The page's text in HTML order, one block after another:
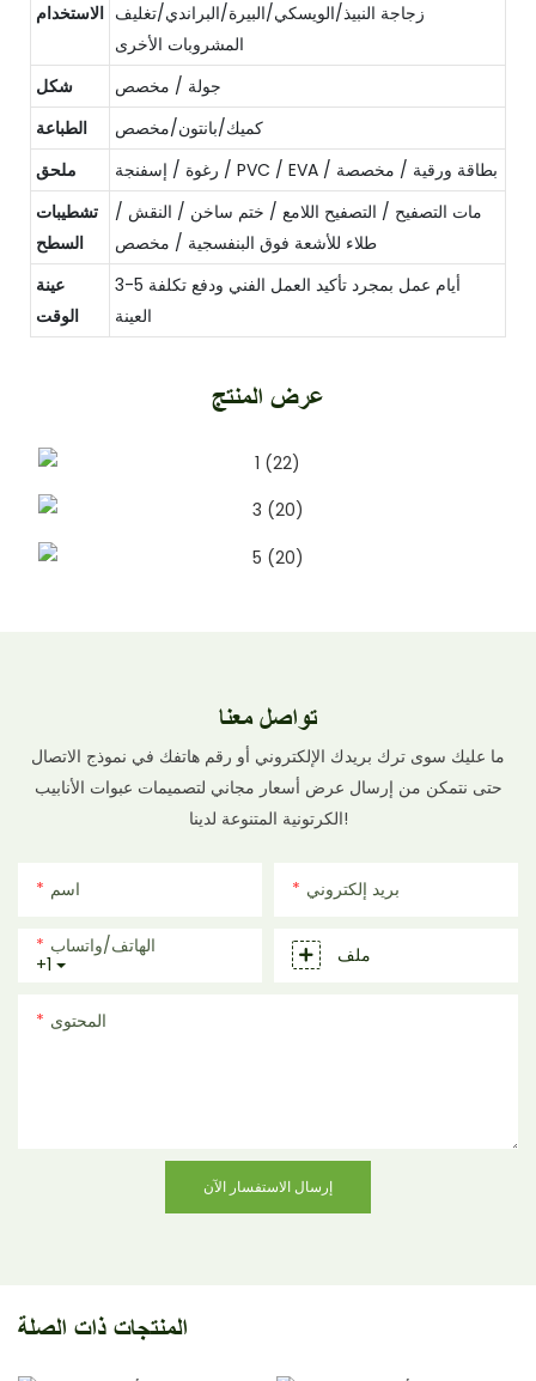
الاستخدام زجاجة النبيذ/الويسكي/البيرة/البراندي/تغليف
المشروبات الأخرى
شكل
جولة / مخصص
الطباعة
كميك/بانتون/مخصص
ملحق
رغوة / إسفنجة / PVC / EVA / بطاقة ورقية / مخصصة
تشطيبات
السطح
مات التصفيح / التصفيح اللامع / ختم ساخن / النقش /
طلاء للأشعة فوق البنفسجية / مخصص
عينة
الوقت
3-5 أيام عمل بمجرد تأكيد العمل الفني ودفع تكلفة
العينة
عرض المنتج
تواصل معنا
ما عليك سوى ترك بريدك الإلكتروني أو رقم هاتفك في نموذج الاتصال
حتى نتمكن من إرسال عرض أسعار مجاني لتصميمات عبوات الأنابيب
الكرتونية المتنوعة لدينا!
اسم بريد إلكتروني
+1
الهاتف/واتساب ملف
المحتوى
إرسال الاستفسار الآن
المنتجات ذات الصلة